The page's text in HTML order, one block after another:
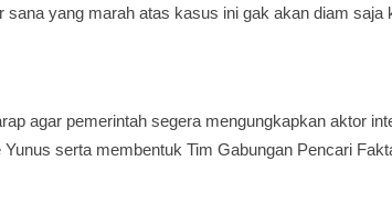
sana yang marah atas kasus ini gak akan diam saja
agar pemerintah segera mengungkapkan aktor
serta membentuk Tim Gabungan Pencari